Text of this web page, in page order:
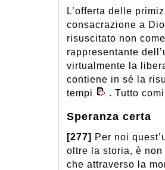
L’offerta delle
consacrazione a
risuscitato non
rappresentante
virtualmente la
contiene in sé la
tempi
. Tutto
Speranza certa
[277] Per noi
oltre la storia, è
che attraverso la